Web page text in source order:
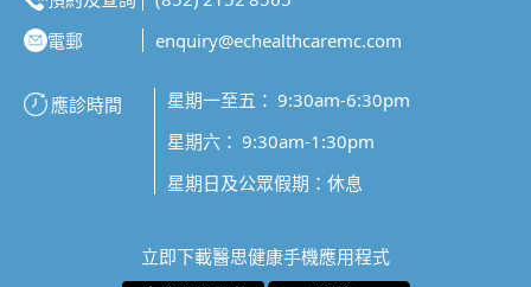
電郵
enquiry@echealthcaremc.com
應診時間
星期一至五： 9:30am-6:30pm
星期六： 9:30am-1:30pm
星期日及公眾假期：休息
立即下載醫思健康手機應用程式